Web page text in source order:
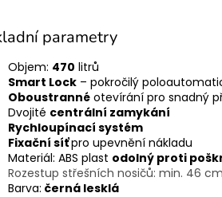
parametry
Objem: 470 litrů
Smart Lock – pokročilý
Oboustranné otevírání pro snadný
Dvojité centrální zamykání
Rychloupínací systém
Fixační síťpro upevnění nákladu
Materiál: ABS plast odolný proti
Rozestup střešních nosičů: min. 46
Barva: černá lesklá